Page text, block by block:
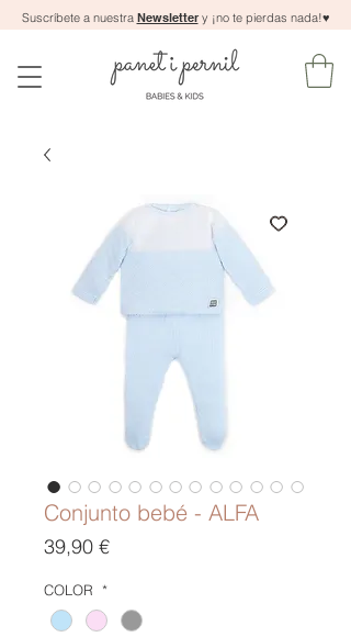
Suscríbete a nuestra Newslettery ¡no te pierdas nada!♥
Conjunto bebé - ALFA
39,90 €Precio
COLOR *